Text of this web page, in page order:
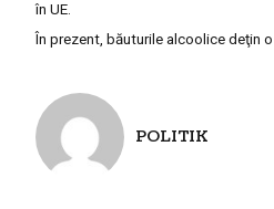
în UE.
În prezent, băuturile alcoolice deţin
POLITIK